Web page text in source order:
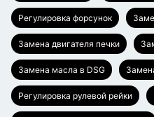
Регулировка форсунок
Замена двигателя печки
Замена масла в DSG
Регулировка рулевой рейки